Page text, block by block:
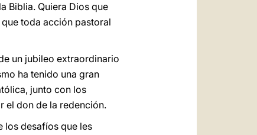
Biblia. Quiera Dios que
toda acción pastoral
un jubileo extraordinario
ha tenido una gran
junto con los
el don de la redención.
los desafíos que les